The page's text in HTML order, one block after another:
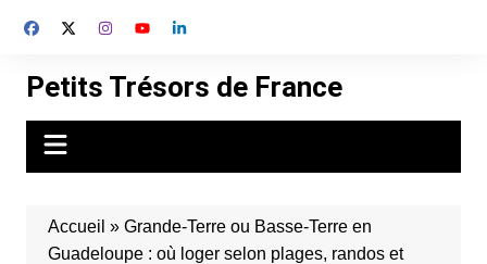
Petits Trésors de France
Accueil » Grande-Terre ou Basse-Terre en
Guadeloupe : où loger selon plages, randos et